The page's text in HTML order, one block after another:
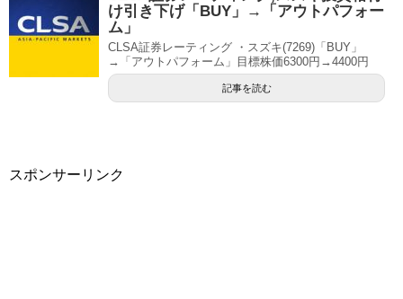
け引き下げ「BUY」→「アウトパフォー
ム」
CLSA証券レーティング ・スズキ(7269)「BUY」
→「アウトパフォーム」目標株価6300円→4400円
記事を読む
スポンサーリンク